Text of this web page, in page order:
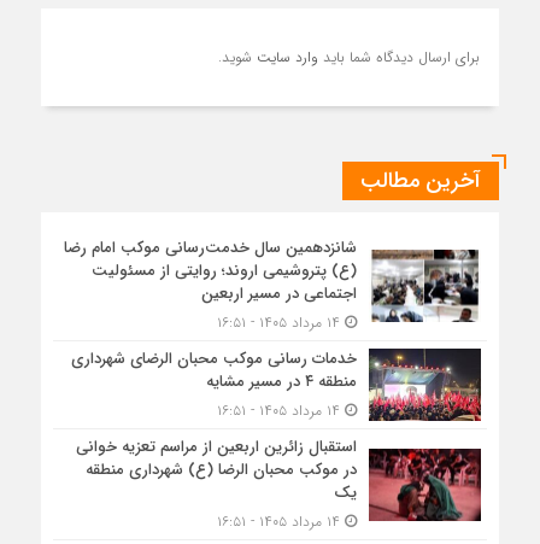
برای ارسال دیدگاه شما باید وارد سایت شوید.
آخرین مطالب
شانزدهمین سال خدمت‌رسانی موکب امام رضا
(ع) پتروشیمی اروند؛ روایتی از مسئولیت
اجتماعی در مسیر اربعین
خدمات رسانی موکب محبان الرضای شهرداری
منطقه ۴ در مسیر مشایه
استقبال زائرین اربعین از مراسم تعزیه خوانی
در موکب محبان الرضا (ع) شهرداری منطقه
یک